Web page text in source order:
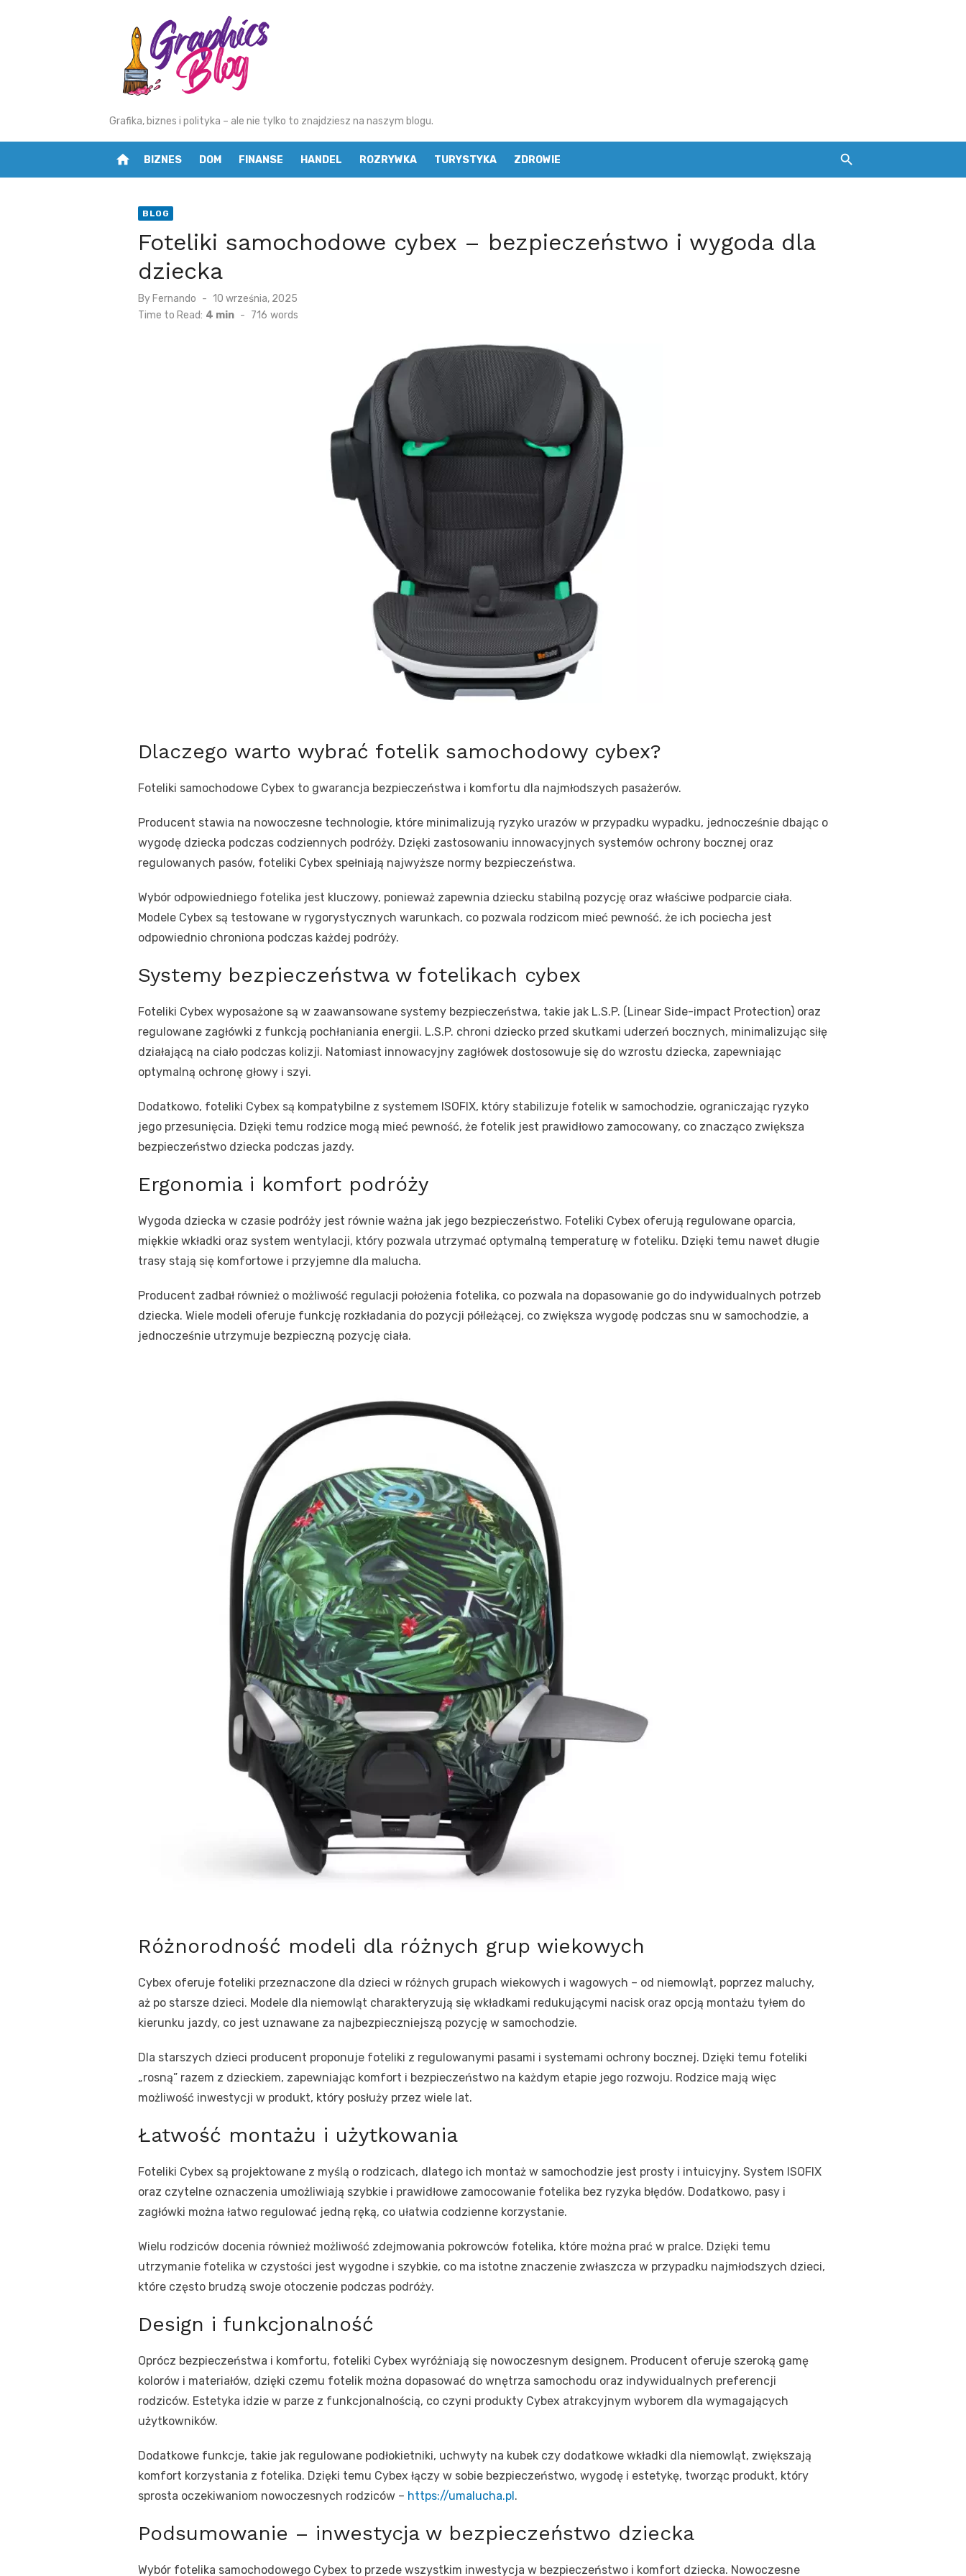
Grafika, biznes i polityka – ale nie tylko to znajdziesz na naszym blogu.
home BIZNES DOM FINANSE HANDEL ROZRYWKA TURYSTYKA ZDROWIE
BLOG
Foteliki samochodowe cybex – bezpieczeństwo i wygoda dla
dziecka
By Fernando
Posted
on
10 września, 2025
Time to Read: 4 min - 716 words
Dlaczego warto wybrać fotelik samochodowy cybex?
Foteliki samochodowe Cybex to gwarancja bezpieczeństwa i komfortu dla najmłodszych pasażerów.
Producent stawia na nowoczesne technologie, które minimalizują ryzyko urazów w przypadku wypadku, jednocześnie dbając o
wygodę dziecka podczas codziennych podróży. Dzięki zastosowaniu innowacyjnych systemów ochrony bocznej oraz
regulowanych pasów, foteliki Cybex spełniają najwyższe normy bezpieczeństwa.
Wybór odpowiedniego fotelika jest kluczowy, ponieważ zapewnia dziecku stabilną pozycję oraz właściwe podparcie ciała.
Modele Cybex są testowane w rygorystycznych warunkach, co pozwala rodzicom mieć pewność, że ich pociecha jest
odpowiednio chroniona podczas każdej podróży.
Systemy bezpieczeństwa w fotelikach cybex
Foteliki Cybex wyposażone są w zaawansowane systemy bezpieczeństwa, takie jak L.S.P. (Linear Side-impact Protection) oraz
regulowane zagłówki z funkcją pochłaniania energii. L.S.P. chroni dziecko przed skutkami uderzeń bocznych, minimalizując siłę
działającą na ciało podczas kolizji. Natomiast innowacyjny zagłówek dostosowuje się do wzrostu dziecka, zapewniając
optymalną ochronę głowy i szyi.
Dodatkowo, foteliki Cybex są kompatybilne z systemem ISOFIX, który stabilizuje fotelik w samochodzie, ograniczając ryzyko
jego przesunięcia. Dzięki temu rodzice mogą mieć pewność, że fotelik jest prawidłowo zamocowany, co znacząco zwiększa
bezpieczeństwo dziecka podczas jazdy.
Ergonomia i komfort podróży
Wygoda dziecka w czasie podróży jest równie ważna jak jego bezpieczeństwo. Foteliki Cybex oferują regulowane oparcia,
miękkie wkładki oraz system wentylacji, który pozwala utrzymać optymalną temperaturę w foteliku. Dzięki temu nawet długie
trasy stają się komfortowe i przyjemne dla malucha.
Producent zadbał również o możliwość regulacji położenia fotelika, co pozwala na dopasowanie go do indywidualnych potrzeb
dziecka. Wiele modeli oferuje funkcję rozkładania do pozycji półleżącej, co zwiększa wygodę podczas snu w samochodzie, a
jednocześnie utrzymuje bezpieczną pozycję ciała.
Różnorodność modeli dla różnych grup wiekowych
Cybex oferuje foteliki przeznaczone dla dzieci w różnych grupach wiekowych i wagowych – od niemowląt, poprzez maluchy,
aż po starsze dzieci. Modele dla niemowląt charakteryzują się wkładkami redukującymi nacisk oraz opcją montażu tyłem do
kierunku jazdy, co jest uznawane za najbezpieczniejszą pozycję w samochodzie.
Dla starszych dzieci producent proponuje foteliki z regulowanymi pasami i systemami ochrony bocznej. Dzięki temu foteliki
„rosną” razem z dzieckiem, zapewniając komfort i bezpieczeństwo na każdym etapie jego rozwoju. Rodzice mają więc
możliwość inwestycji w produkt, który posłuży przez wiele lat.
Łatwość montażu i użytkowania
Foteliki Cybex są projektowane z myślą o rodzicach, dlatego ich montaż w samochodzie jest prosty i intuicyjny. System ISOFIX
oraz czytelne oznaczenia umożliwiają szybkie i prawidłowe zamocowanie fotelika bez ryzyka błędów. Dodatkowo, pasy i
zagłówki można łatwo regulować jedną ręką, co ułatwia codzienne korzystanie.
Wielu rodziców docenia również możliwość zdejmowania pokrowców fotelika, które można prać w pralce. Dzięki temu
utrzymanie fotelika w czystości jest wygodne i szybkie, co ma istotne znaczenie zwłaszcza w przypadku najmłodszych dzieci,
które często brudzą swoje otoczenie podczas podróży.
Design i funkcjonalność
Oprócz bezpieczeństwa i komfortu, foteliki Cybex wyróżniają się nowoczesnym designem. Producent oferuje szeroką gamę
kolorów i materiałów, dzięki czemu fotelik można dopasować do wnętrza samochodu oraz indywidualnych preferencji
rodziców. Estetyka idzie w parze z funkcjonalnością, co czyni produkty Cybex atrakcyjnym wyborem dla wymagających
użytkowników.
Dodatkowe funkcje, takie jak regulowane podłokietniki, uchwyty na kubek czy dodatkowe wkładki dla niemowląt, zwiększają
komfort korzystania z fotelika. Dzięki temu Cybex łączy w sobie bezpieczeństwo, wygodę i estetykę, tworząc produkt, który
sprosta oczekiwaniom nowoczesnych rodziców – https://umalucha.pl.
Podsumowanie – inwestycja w bezpieczeństwo dziecka
Wybór fotelika samochodowego Cybex to przede wszystkim inwestycja w bezpieczeństwo i komfort dziecka. Nowoczesne